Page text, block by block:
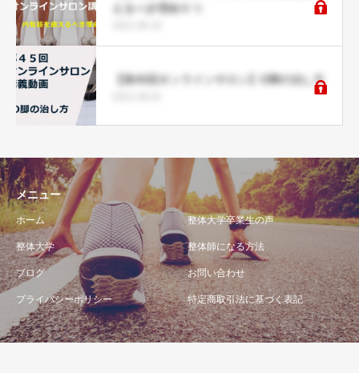
えるべき理由５つ
【第45回オンラインサロン】O脚の治し方
メニュー
ホーム 整体大学卒業生の声
整体大学 整体師になる方法
ブログ お問い合わせ
プライバシーポリシー 特定商取引法に基づく表記